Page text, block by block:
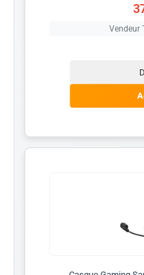
Vendeur